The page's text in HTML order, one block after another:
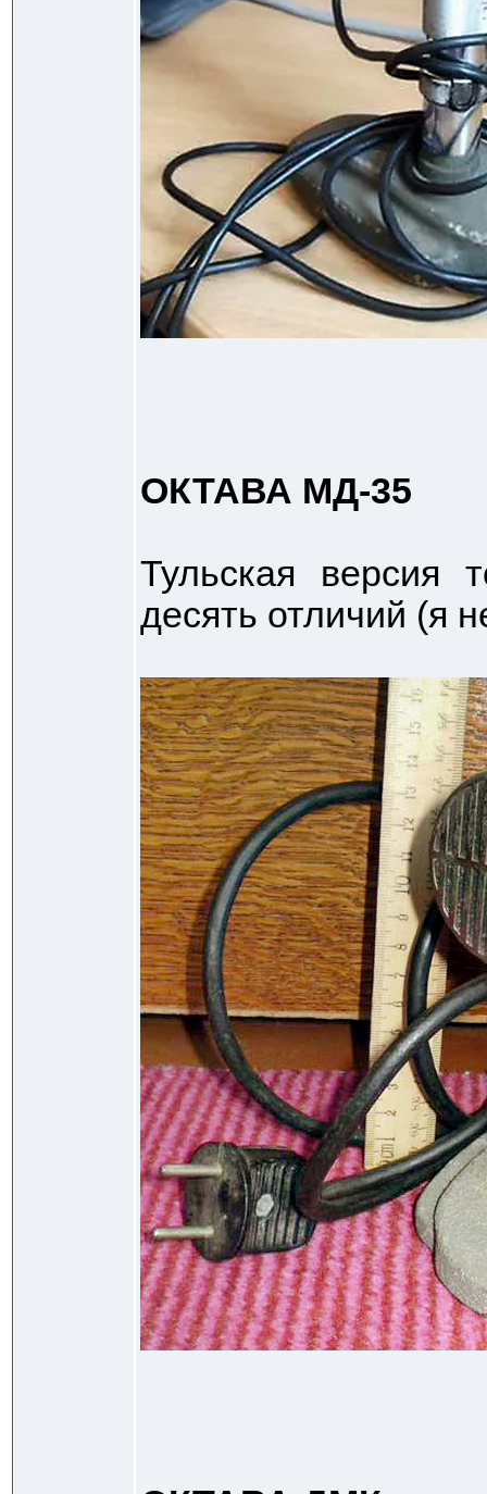
ОКТАВА МД-35
Тульская версия
десять отличий (я